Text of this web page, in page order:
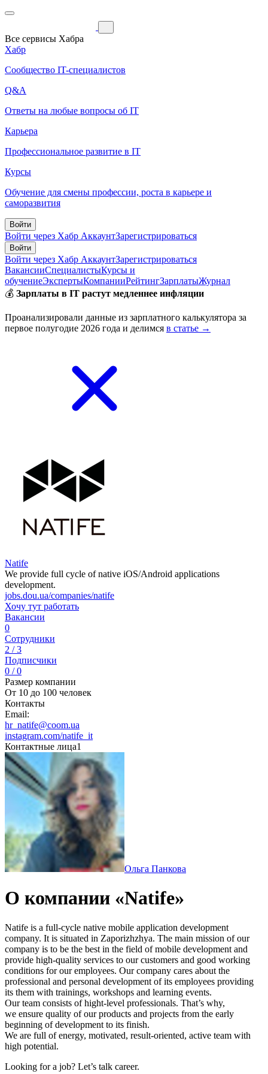
Все сервисы Хабра
Хабр
Сообщество IT-специалистов
Q&A
Ответы на любые вопросы об IT
Карьера
Профессиональное развитие в IT
Курсы
Обучение для смены профессии, роста в карьере и
саморазвития
Войти
Войти через Хабр АккаунтЗарегистрироваться
Войти
Войти через Хабр АккаунтЗарегистрироваться
ВакансииСпециалистыКурсы и
обучениеЭкспертыКомпанииРейтингЗарплатыЖурнал
💰 Зарплаты в IT растут медленнее инфляции
Проанализировали данные из зарплатного калькулятора за
первое полугодие 2026 года и делимся в статье →
Natife
We provide full cycle of native iOS/Android applications
development.
jobs.dou.ua/companies/natife
Хочу тут работать
Вакансии
0
Сотрудники
2 / 3
Подписчики
0 / 0
Размер компании
От 10 до 100 человек
Контакты
Email:
hr_natife@coom.ua
instagram.com/natife_it
Контактные лица1
Ольга Панкова
О компании «Natife»
Natife is a full-cycle native mobile application development
company. It is situated in Zaporizhzhya. The main mission of our
company is to be the best in the field of mobile development and
provide high-quality services to our customers and good working
conditions for our employees. Our company cares about the
professional and personal development of its employees providing
its them with trainings, workshops and learning events.
Our team consists of hight-level professionals. That’s why,
we ensure quality of our products and projects from the early
beginning of development to its finish.
We are full of energy, motivated, result-oriented, active team with
high potential.
Looking for a job? Let’s talk career.